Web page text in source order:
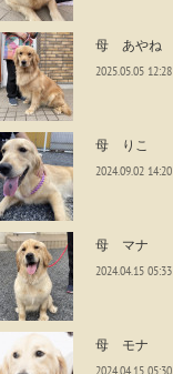
母 あやね
2025.05.05 12:28
母 りこ
2024.09.02 14:20
母 マナ
2024.04.15 05:33
母 モナ
2024.04.15 05:30